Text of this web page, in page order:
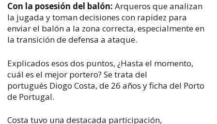
Con la posesión del balón: Arqueros que analizan
la jugada y toman decisiones con rapidez para
enviar el balón a la zona correcta, especialmente en
la transición de defensa a ataque.
Explicados esos dos puntos, ¿Hasta el momento,
cuál es el mejor portero? Se trata del
portugués Diogo Costa, de 26 años y ficha del Porto
de Portugal.
Costa tuvo una destacada participación,